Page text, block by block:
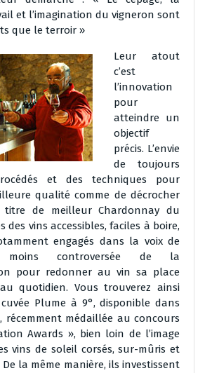
et l’imagination du vigneron sont
que le terroir »
Leur atout
c’est
l’innovation
pour
atteindre un
objectif
précis. L’envie
de toujours
et des techniques pour
qualité comme de décrocher
de meilleur Chardonnay du
des vins accessibles, faciles à boire,
engagés dans la voix de
controversée de la
pour redonner au vin sa place
quotidien. Vous trouverez ainsi
Plume à 9°, disponible dans
récemment médaillée au concours
Awards », bien loin de l’image
vins de soleil corsés, sur-mûris et
la même manière, ils investissent